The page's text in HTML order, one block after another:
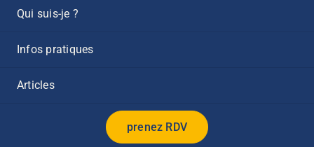
Qui suis-je ?
Infos pratiques
Articles
prenez RDV